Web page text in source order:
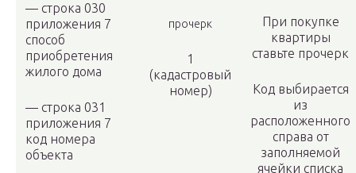
— строка 030
приложения 7
способ
приобретения
жилого дома
— строка 031
приложения 7
код номера
объекта
прочерк
1
(кадастровый
номер)
При покупке
квартиры
ставьте прочерк
Код выбирается
из
расположенного
справа от
заполняемой
ячейки списка